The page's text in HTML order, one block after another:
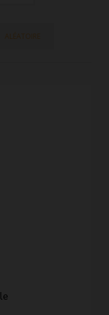
ALÉATOIRE